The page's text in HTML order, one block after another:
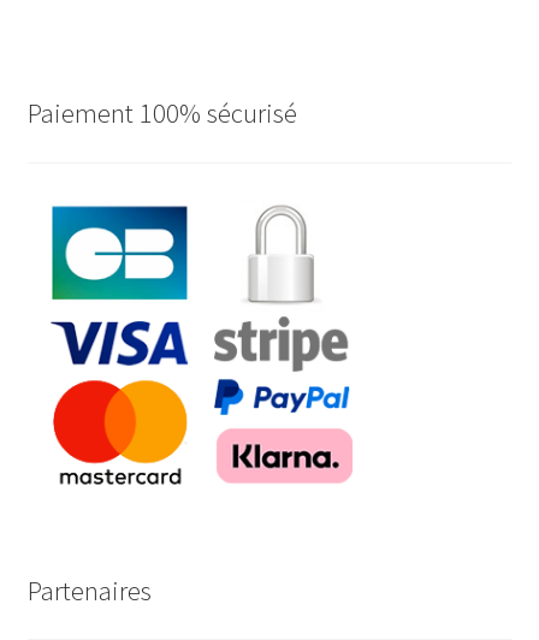
Paiement 100% sécurisé
Partenaires